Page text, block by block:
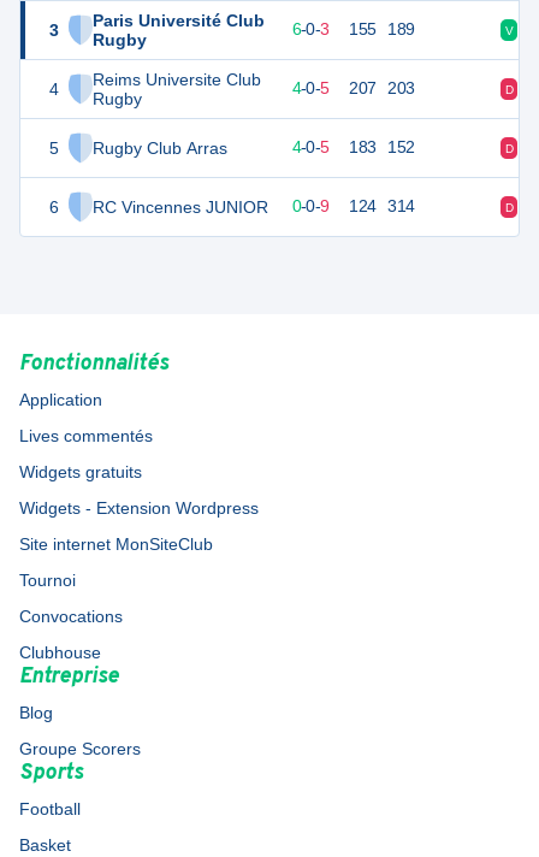
3
Paris Université Club
Rugby
4
Reims Universite Club
Rugby
5 Rugby Club Arras
6 RC Vincennes JUNIOR
25 9 6-0-3 155 189 V
20 9 4-0-5 207 203 D
20 4-0-5 183 152 D
2 9 0-0-9 124 314 D
Fonctionnalités
Application
Lives commentés
Widgets gratuits
Widgets - Extension Wordpress
Site internet MonSiteClub
Tournoi
Convocations
Clubhouse
Entreprise
Blog
Groupe Scorers
Sports
Football
Basket